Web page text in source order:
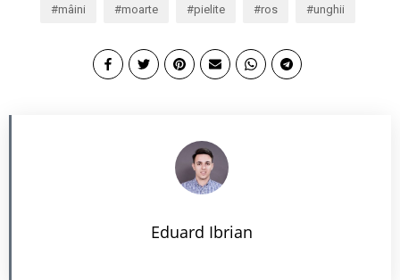
mâini moarte pielite ros unghii
Eduard Ibrian